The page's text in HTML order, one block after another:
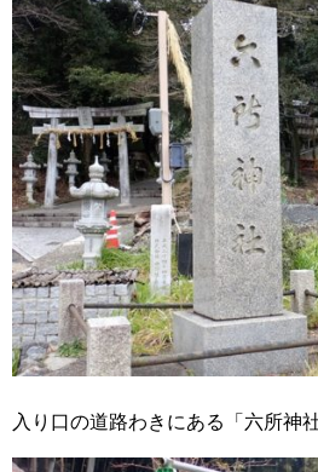
入り口の道路わきにある「六所神